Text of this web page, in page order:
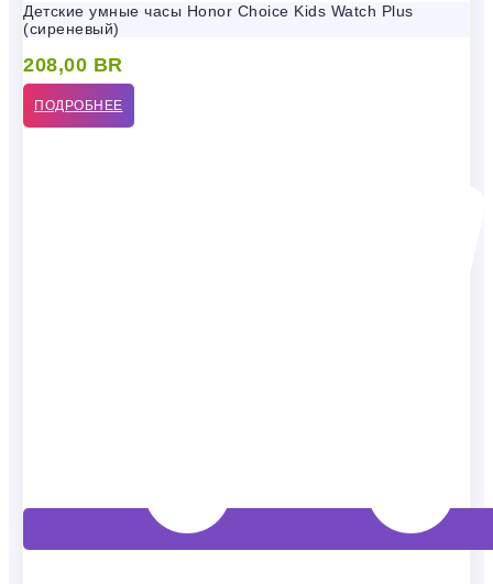
Детские умные часы Honor Choice Kids Watch Plus
(сиреневый)
208,00 BR
ПОДРОБНЕЕ